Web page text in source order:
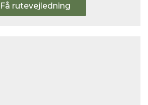
Få rutevejledning